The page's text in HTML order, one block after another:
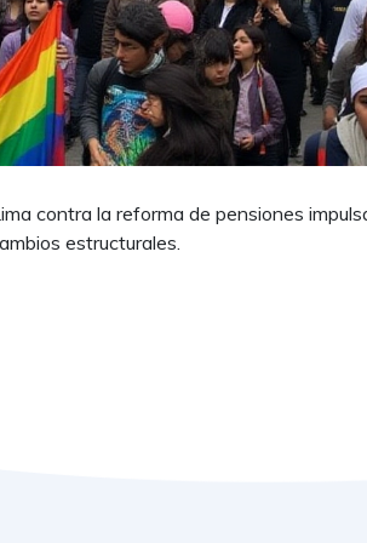
contra la reforma de pensiones
estructurales.